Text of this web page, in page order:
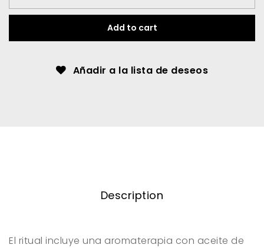
rosa
damasco
Add to cart
Añadir a la lista de deseos
Description
El ritual incluye una aromaterapia con aceite de